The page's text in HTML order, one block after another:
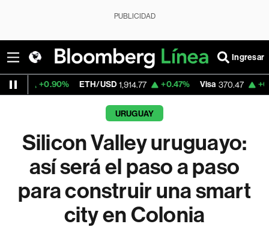
PUBLICIDAD
Ingresar
ETH/USD 1,914.77 +0.47% Visa 370.47 +0.52%
URUGUAY
Silicon Valley uruguayo:
así será el paso a paso
para construir una smart
city en Colonia